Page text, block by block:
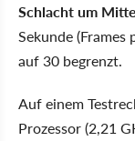
Schlacht um
Sekunde
auf 30 begrenzt.
Auf einem
Prozessor (2,21